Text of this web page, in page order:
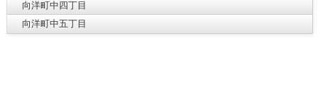
向洋町中四丁目
向洋町中五丁目